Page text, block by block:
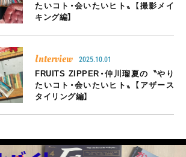
たいコト・会いたいヒト〟【撮影メイ
キング編】
Interview 2025.10.01
FRUITS ZIPPER・仲川瑠夏の〝やり
たいコト・会いたいヒト〟【アザース
タイリング編】